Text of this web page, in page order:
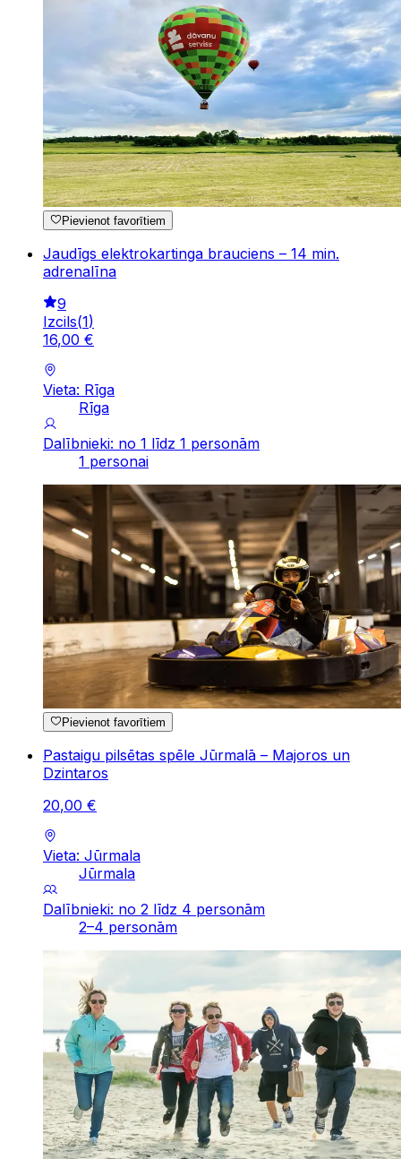
Pievienot favorītiem
Jaudīgs elektrokartinga brauciens – 14 min.
adrenalīna
9
Izcils(1)
16,00 €
Vieta: Rīga
Rīga
Dalībnieki: no 1 līdz 1 personām
1 personai
Pievienot favorītiem
Pastaigu pilsētas spēle Jūrmalā – Majoros un
Dzintaros
20,00 €
Vieta: Jūrmala
Jūrmala
Dalībnieki: no 2 līdz 4 personām
2–4 personām